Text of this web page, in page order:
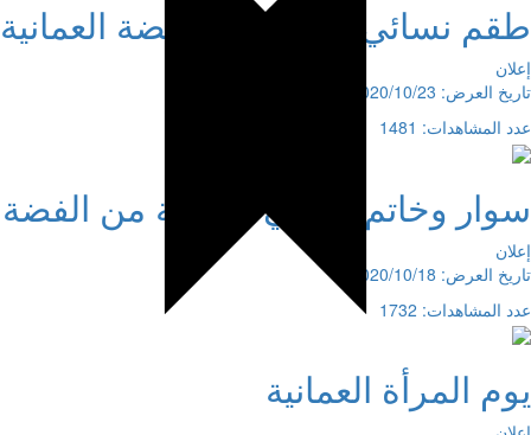
طقم نسائي مصاغ من الفضة العمانية
إعلان
تاريخ العرض: 2020/10/23
عدد المشاهدات: 1481
سوار وخاتم نسائي مصاغة من الفضة
إعلان
تاريخ العرض: 2020/10/18
عدد المشاهدات: 1732
يوم المرأة العمانية